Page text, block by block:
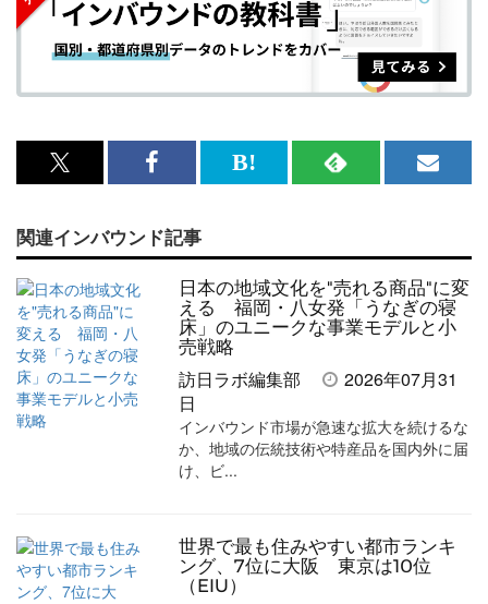
x<br>
記
事
を
シ
ェ
ア
Facebook<br>
記
は
ブ
ッ
マ
ー
ク
加
RSS
事
を
購
読
す
る
メ
ガ
登
録
す
る
関連インバウンド記事
日本の地域文化を"売れる商品"に変
える 福岡・八女発「うなぎの寝
床」のユニークな事業モデルと小
売戦略
訪日ラボ編集部
2026年07月31
日
インバウンド市場が急速な拡大を続けるな
か、地域の伝統技術や特産品を国内外に届
け、ビ...
世界で最も住みやすい都市ランキ
ング、7位に大阪 東京は10位
（EIU）